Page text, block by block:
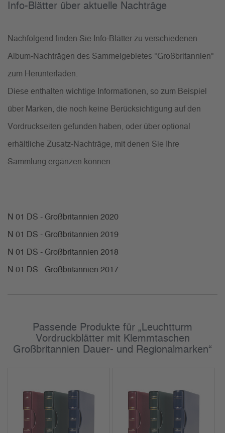
Info-Blätter über aktuelle Nachträge
Nachfolgend finden Sie Info-Blätter zu verschiedenen
Album-Nachträgen des Sammelgebietes "Großbritannien"
zum Herunterladen.
Diese enthalten wichtige Informationen, so zum Beispiel
über Marken, die noch keine Berücksichtigung auf den
Vordruckseiten gefunden haben, oder über optional
erhältliche Zusatz-Nachträge, mit denen Sie Ihre
Sammlung ergänzen können.
N 01 DS - Großbritannien 2020
N 01 DS - Großbritannien 2019
N 01 DS - Großbritannien 2018
N 01 DS - Großbritannien 2017
Passende Produkte für „Leuchtturm
Vordruckblätter mit Klemmtaschen
Großbritannien Dauer- und Regionalmarken“